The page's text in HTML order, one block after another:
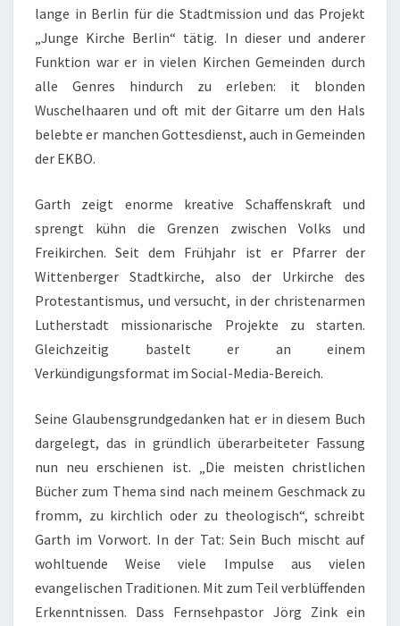
lange in Berlin für die Stadtmission und das Projekt
„Junge Kirche Berlin“ tätig. In dieser und anderer
Funktion war er in vielen Kirchen Gemeinden durch
alle Genres hindurch zu erleben: it blonden
Wuschelhaaren und oft mit der Gitarre um den Hals
belebte er manchen Gottesdienst, auch in Gemeinden
der EKBO.
Garth zeigt enorme kreative Schaffenskraft und
sprengt kühn die Grenzen zwischen Volks und
Freikirchen. Seit dem Frühjahr ist er Pfarrer der
Wittenberger Stadtkirche, also der Urkirche des
Protestantismus, und versucht, in der christenarmen
Lutherstadt missionarische Projekte zu starten.
Gleichzeitig bastelt er an einem
Verkündigungsformat im Social-Media-Bereich.
Seine Glaubensgrundgedanken hat er in diesem Buch
dargelegt, das in gründlich überarbeiteter Fassung
nun neu erschienen ist. „Die meisten christlichen
Bücher zum Thema sind nach meinem Geschmack zu
fromm, zu kirchlich oder zu theologisch“, schreibt
Garth im Vorwort. In der Tat: Sein Buch mischt auf
wohltuende Weise viele Impulse aus vielen
evangelischen Traditionen. Mit zum Teil verblüffenden
Erkenntnissen. Dass Fernsehpastor Jörg Zink ein